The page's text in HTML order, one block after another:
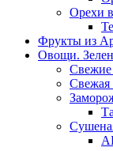
Орехи
Фрукты из
Овощи.
Свежая